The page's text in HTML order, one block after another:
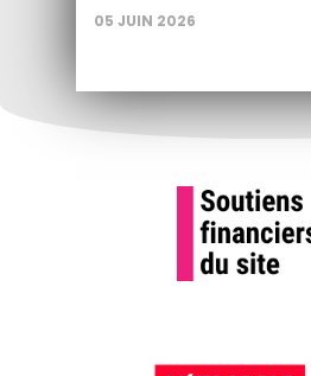
05 JUIN 2026